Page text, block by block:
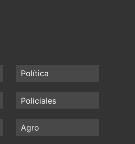
Política
Policiales
Agro